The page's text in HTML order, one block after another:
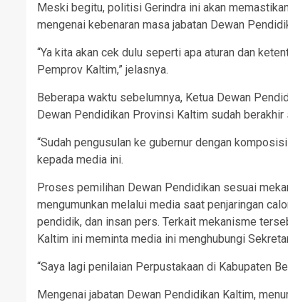
Meski begitu, politisi Gerindra ini akan
mengenai kebenaran masa jabatan Dewan
“Ya kita akan cek dulu seperti apa aturan dan
Pemprov Kaltim,” jelasnya.
Beberapa waktu sebelumnya, Ketua Dewan
Dewan Pendidikan Provinsi Kaltim sudah berakhir
“Sudah pengusulan ke gubernur dengan
kepada media ini.
Proses pemilihan Dewan Pendidikan sesuai
mengumunkan melalui media saat penjaringan
pendidik, dan insan pers. Terkait mekanisme
Kaltim ini meminta media ini menghubungi
“Saya lagi penilaian Perpustakaan di Kabupaten
Mengenai jabatan Dewan Pendidikan Kaltim,